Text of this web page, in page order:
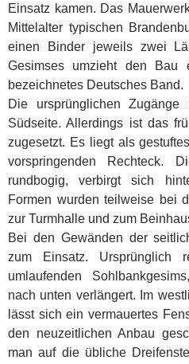
Einsatz kamen. Das
Mittelalter typischen
einen Binder jeweils zwei
Gesimses umzieht den
bezeichnetes Deutsches Band.
Die ursprünglichen
Südseite. Allerdings ist das
zugesetzt. Es liegt als
vorspringenden Rechteck.
rundbogig, verbirgt sich
Formen wurden teilweise bei
zur Turmhalle und zum
Bei den Gewänden der
zum Einsatz.
umlaufenden
nach unten verlängert. Im
lässt sich ein vermauertes
den neuzeitlichen Anbau
man auf die übliche